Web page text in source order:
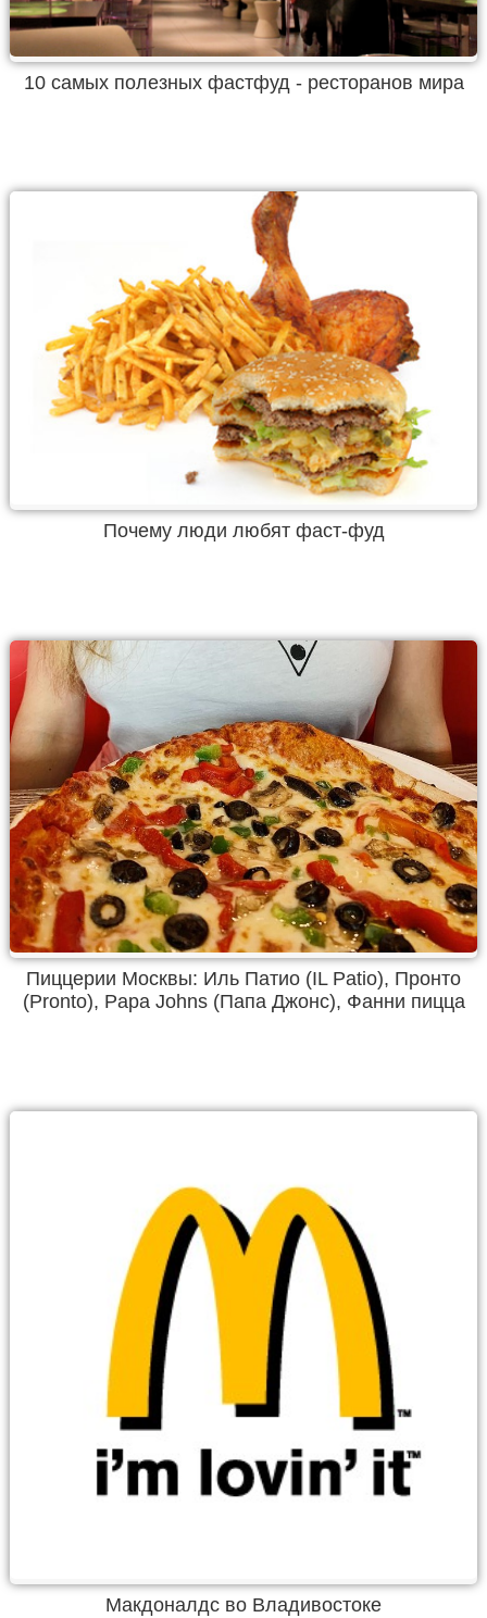
10 самых полезных фастфуд - ресторанов мира
Почему люди любят фаст-фуд
Пиццерии Москвы: Иль Патио (IL Patio), Пронто
(Pronto), Papa Johns (Папа Джонс), Фанни пицца
Макдоналдс во Владивостоке